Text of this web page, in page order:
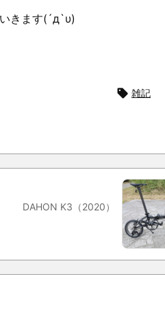
きます(´д`υ)
 雑記
DAHON K3（2020）